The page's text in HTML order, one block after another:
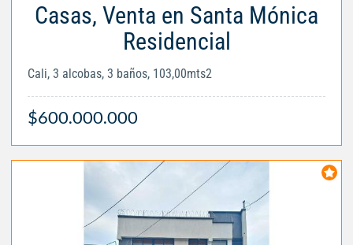
Casas, Venta en Santa Mónica
Residencial
Cali, 3 alcobas, 3 baños, 103,00mts2
$600.000.000